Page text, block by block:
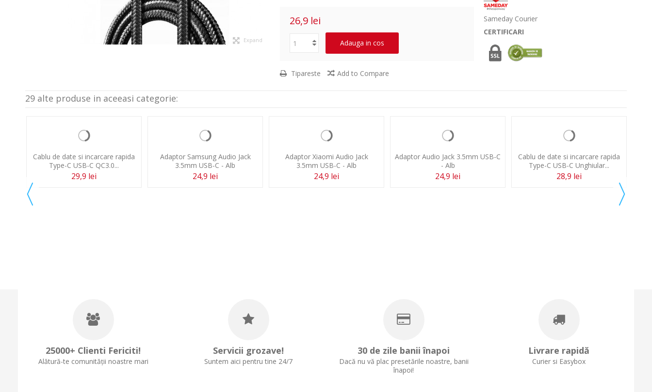
Expand
26,9 lei
Adauga in cos
Tipareste Add to Compare
Sameday Courier
CERTIFICARI
29 alte produse in aceeasi categorie:
Cablu de date si incarcare rapida
Type-C USB-C QC3.0...
29,9 lei
Adaptor Samsung Audio Jack
3.5mm USB-C - Alb
24,9 lei
Adaptor Xiaomi Audio Jack
3.5mm USB-C - Alb
24,9 lei
Adaptor Audio Jack 3.5mm USB-C
- Alb
24,9 lei
Cablu de date si incarcare rapida
Type-C USB-C Unghiular...
28,9 lei
25000+ Clienti Fericiti!
Alătură-te comunității noastre mari
Servicii grozave!
Suntem aici pentru tine 24/7
30 de zile banii înapoi
Dacă nu vă plac presetările noastre, banii
înapoi!
Livrare rapidă
Curier si Easybox